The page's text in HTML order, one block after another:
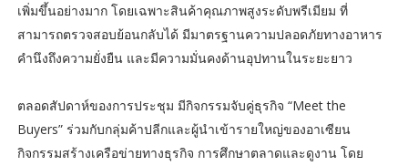
เพิ่มขึ้นอย่างมาก โดยเฉพาะสินค้าคุณภาพสูงระดับพรีเมียม ที่
สามารถตรวจสอบย้อนกลับได้ มีมาตรฐานความปลอดภัยทางอาหาร
คำนึงถึงความยั่งยืน และมีความมั่นคงด้านอุปทานในระยะยาว
ตลอดสัปดาห์ของการประชุม มีกิจกรรมจับคู่ธุรกิจ “Meet the
Buyers” ร่วมกับกลุ่มค้าปลีกและผู้นำเข้ารายใหญ่ของอาเซียน
กิจกรรมสร้างเครือข่ายทางธุรกิจ การศึกษาตลาดและดูงาน โดย